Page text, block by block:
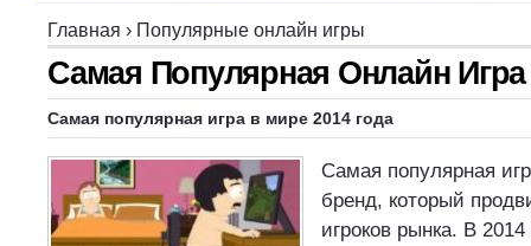
Главная › Популярные онлайн игры
Самая Популярная Онлайн Игра
Самая популярная игра в мире 2014 года
Самая популярная
бренд, который
игроков рынка. В